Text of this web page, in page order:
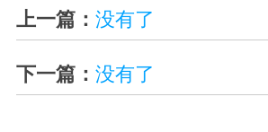
上一篇： 没有了
下一篇： 没有了